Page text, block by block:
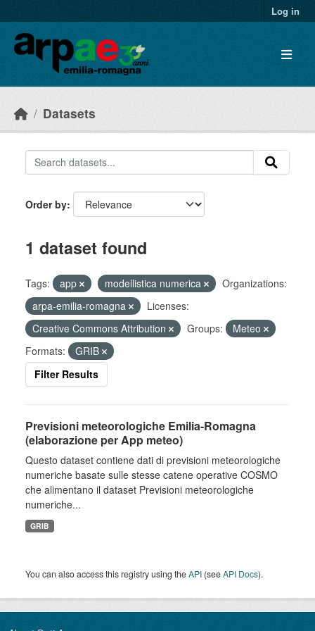
Log in
Datasets
Order by
1 dataset found
Tags: app modellistica numerica
Organizations:
arpa-emilia-romagna
Licenses:
Creative Commons Attribution
Groups:
Meteo
Formats:
GRIB
Filter Results
Previsioni meteorologiche Emilia-Romagna
(elaborazione per App meteo)
Questo dataset contiene dati di previsioni meteorologiche
numeriche basate sulle stesse catene operative COSMO
che alimentano il dataset Previsioni meteorologiche
numeriche...
GRIB
You can also access this registry using theAPI (seeAPI Docs).